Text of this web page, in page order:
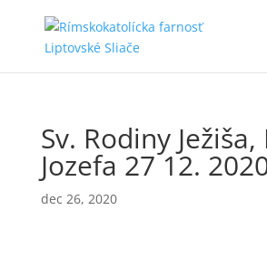
Sv. Rodiny
Jozefa 27 12.
dec 26, 2020